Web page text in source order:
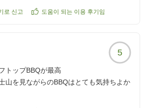
로 신고 도움이 되는 이용 후기임
5
トップBBQが最高
山を見ながらのBBQはとても気持ちよか